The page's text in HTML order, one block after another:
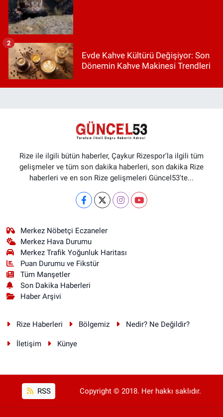
Evde Kahve Kültürü Değişiyor: Son
Dönemin Kahve Makinesi Trendleri
2
Rize ile ilgili bütün haberler, Çaykur Rizespor'la ilgili tüm
gelişmeler ve tüm son dakika haberleri, son dakika Rize
haberleri ve en son Rize gelişmeleri Güncel53'te...
Merkez Nöbetçi Eczaneler
Merkez Hava Durumu
Merkez Trafik Yoğunluk Haritası
Puan Durumu ve Fikstür
Tüm Manşetler
Son Dakika Haberleri
Haber Arşivi
Rize Haberleri Bölgemiz Nedir? Ne Değildir?
İletişim Künye
RSS Copyright © 2018. Her hakkı saklıdır.